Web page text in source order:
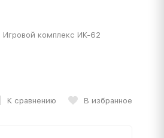
Игровой комплекс ИК-62
К сравнению В избранное